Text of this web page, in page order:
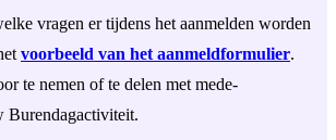
vragen er tijdens het aanmelden worden
voorbeeld van het aanmeldformulier.
te nemen of te delen met mede-
Burendagactiviteit.